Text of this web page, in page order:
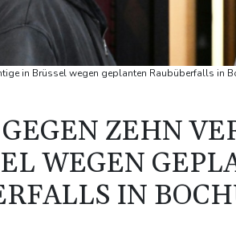
in Brüssel wegen geplanten Raubüberfalls in
GEGEN ZEHN
WEGEN
IN